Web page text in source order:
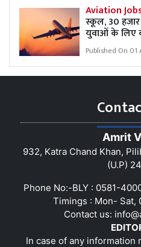
Aviation
स्कूल, 30
युवाओं के लिए
Published On
Amrit
932, Katra Chand Khan,
(U.P)
Phone No:-BLY : 0581-
Timings : Mon- Sat,
Contact us:
In case of any information